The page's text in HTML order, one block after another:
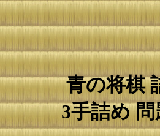
青の将棋
3手詰め 問